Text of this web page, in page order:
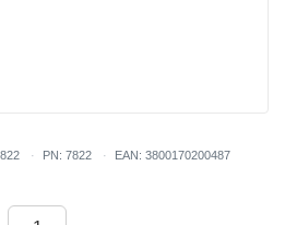
PN: 7822 EAN: 3800170200487